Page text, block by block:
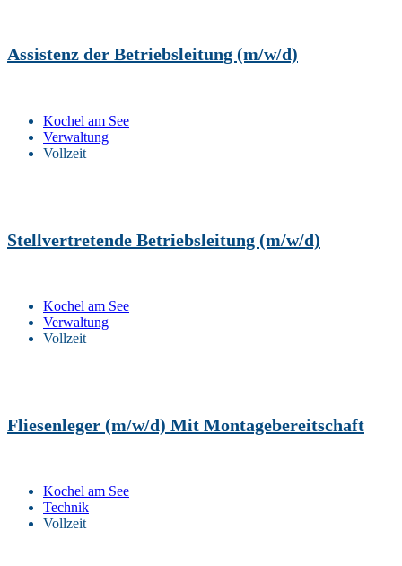
Assistenz der Betriebsleitung (m/w/d)
Kochel am See
Verwaltung
Vollzeit
Stellvertretende Betriebsleitung (m/w/d)
Kochel am See
Verwaltung
Vollzeit
Fliesenleger (m/w/d) Mit Montagebereitschaft
Kochel am See
Technik
Vollzeit